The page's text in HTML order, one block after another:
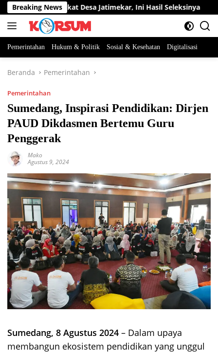
Langsung
ke
konten
Breaking News
Perangkat Desa Jatimekar, Ini Hasil Seleksinya
Pemerintahan Hukum & Politik Sosial & Kesehatan Digitalisasi
Beranda Pemerintahan
Pemerintahan
Sumedang, Inspirasi Pendidikan: Dirjen
PAUD Dikdasmen Bertemu Guru
Penggerak
Mako
Agustus 9, 2024
Sumedang, 8 Agustus 2024 – Dalam upaya
membangun ekosistem pendidikan yang unggul